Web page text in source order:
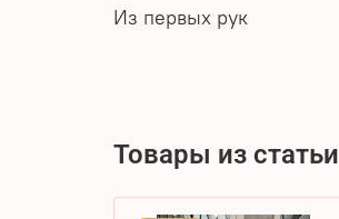
Из первых рук
Товары из статьи